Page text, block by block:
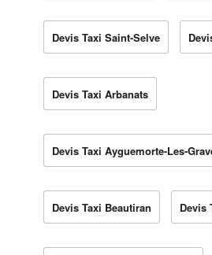
Devis Taxi Saint-Selve
Devis Taxi Arbanats
Devis Taxi Ayguemorte-Les-
Devis Taxi Beautiran Devis